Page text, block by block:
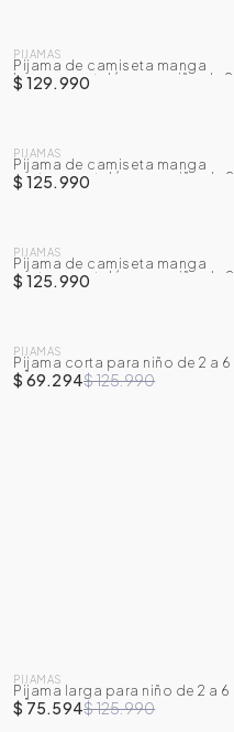
PIJAMAS
Pijama de camiseta manga
larga + pantalón para niño de 2
a 7 años
$ 129.990
PIJAMAS
Pijama de camiseta manga
corta + pantalón para niño de 2
a 7 años
$ 125.990
PIJAMAS
Pijama de camiseta manga
corta + pantalón para niño de 2
a 7 años
$ 125.990
-45 %
PIJAMAS
Pijama corta para niño de 2 a 6
años
$ 69.294$ 125.990
-40 %
PIJAMAS
Pijama larga para niño de 2 a 6
años
$ 75.594$ 125.990